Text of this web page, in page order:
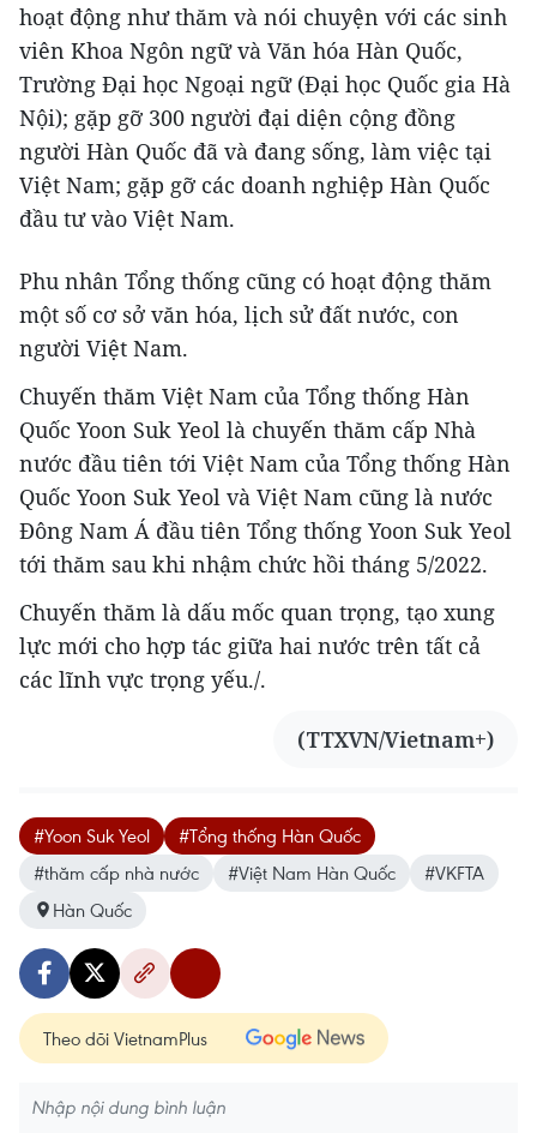
hoạt động như thăm và nói chuyện với các sinh
viên Khoa Ngôn ngữ và Văn hóa Hàn Quốc,
Trường Đại học Ngoại ngữ (Đại học Quốc gia Hà
Nội); gặp gỡ 300 người đại diện cộng đồng
người Hàn Quốc đã và đang sống, làm việc tại
Việt Nam; gặp gỡ các doanh nghiệp Hàn Quốc
đầu tư vào Việt Nam.
Phu nhân Tổng thống cũng có hoạt động thăm
một số cơ sở văn hóa, lịch sử đất nước, con
người Việt Nam.
Chuyến thăm Việt Nam của Tổng thống Hàn
Quốc Yoon Suk Yeol là chuyến thăm cấp Nhà
nước đầu tiên tới Việt Nam của Tổng thống Hàn
Quốc Yoon Suk Yeol và Việt Nam cũng là nước
Đông Nam Á đầu tiên Tổng thống Yoon Suk Yeol
tới thăm sau khi nhậm chức hồi tháng 5/2022.
Chuyến thăm là dấu mốc quan trọng, tạo xung
lực mới cho hợp tác giữa hai nước trên tất cả
các lĩnh vực trọng yếu./.
(TTXVN/Vietnam+)
#Yoon Suk Yeol
#Tổng thống Hàn Quốc
#thăm cấp nhà nước
#Việt Nam Hàn Quốc
#VKFTA
Hàn Quốc
Theo dõi VietnamPlus